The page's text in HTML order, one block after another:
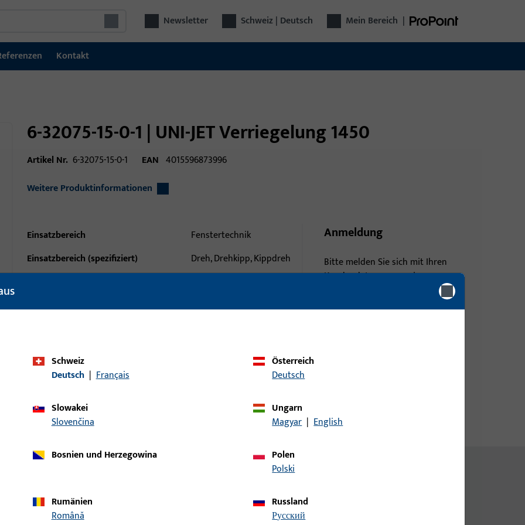
Newsletter Schweiz | Deutsch Mein Bereich |
Kontakt
6-32075-15-0-1 | UNI-JET Verriegelung 1450
Artikel Nr. 6-32075-15-0-1 EAN 4015596873996
Weitere Produktinformationen
Einsatzbereich
Fenstertechnik
Einsatzbereich (spezifiziert)
Dreh, Drehkipp, Kippdreh
Produkttyp
Verriegelung
Verpackungseinheit
Anmeldung
Bitte melden Sie sich mit Ihren
Kundendaten an um eine
Preisinformation zu erhalten
Schweiz
Deutsch | Français
Österreich
Deutsch
Slowakei
Slovenčina
Ungarn
Magyar | English
Bosnien und Herzegowina
Polen
Polski
Rumänien
Română
Russland
русский